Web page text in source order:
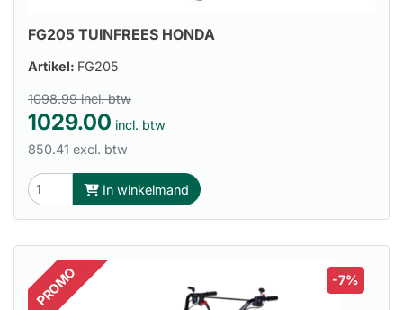
FG205 TUINFREES HONDA
Artikel: FG205
1098.99 incl. btw
1029.00 incl. btw
850.41 excl. btw
In winkelmand
PROMO -7%